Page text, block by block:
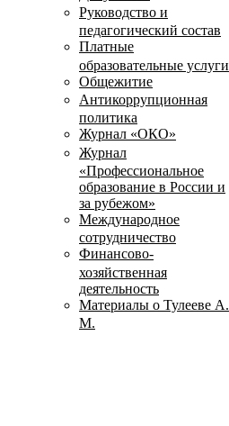
Руководство и
педагогический состав
Платные
образовательные услуги
Общежитие
Антикоррупционная
политика
Журнал «ОКО»
Журнал
«Профессиональное
образование в России и
за рубежом»
Международное
сотрудничество
Финансово-
хозяйственная
деятельность
Материалы о Тулееве А.
М.